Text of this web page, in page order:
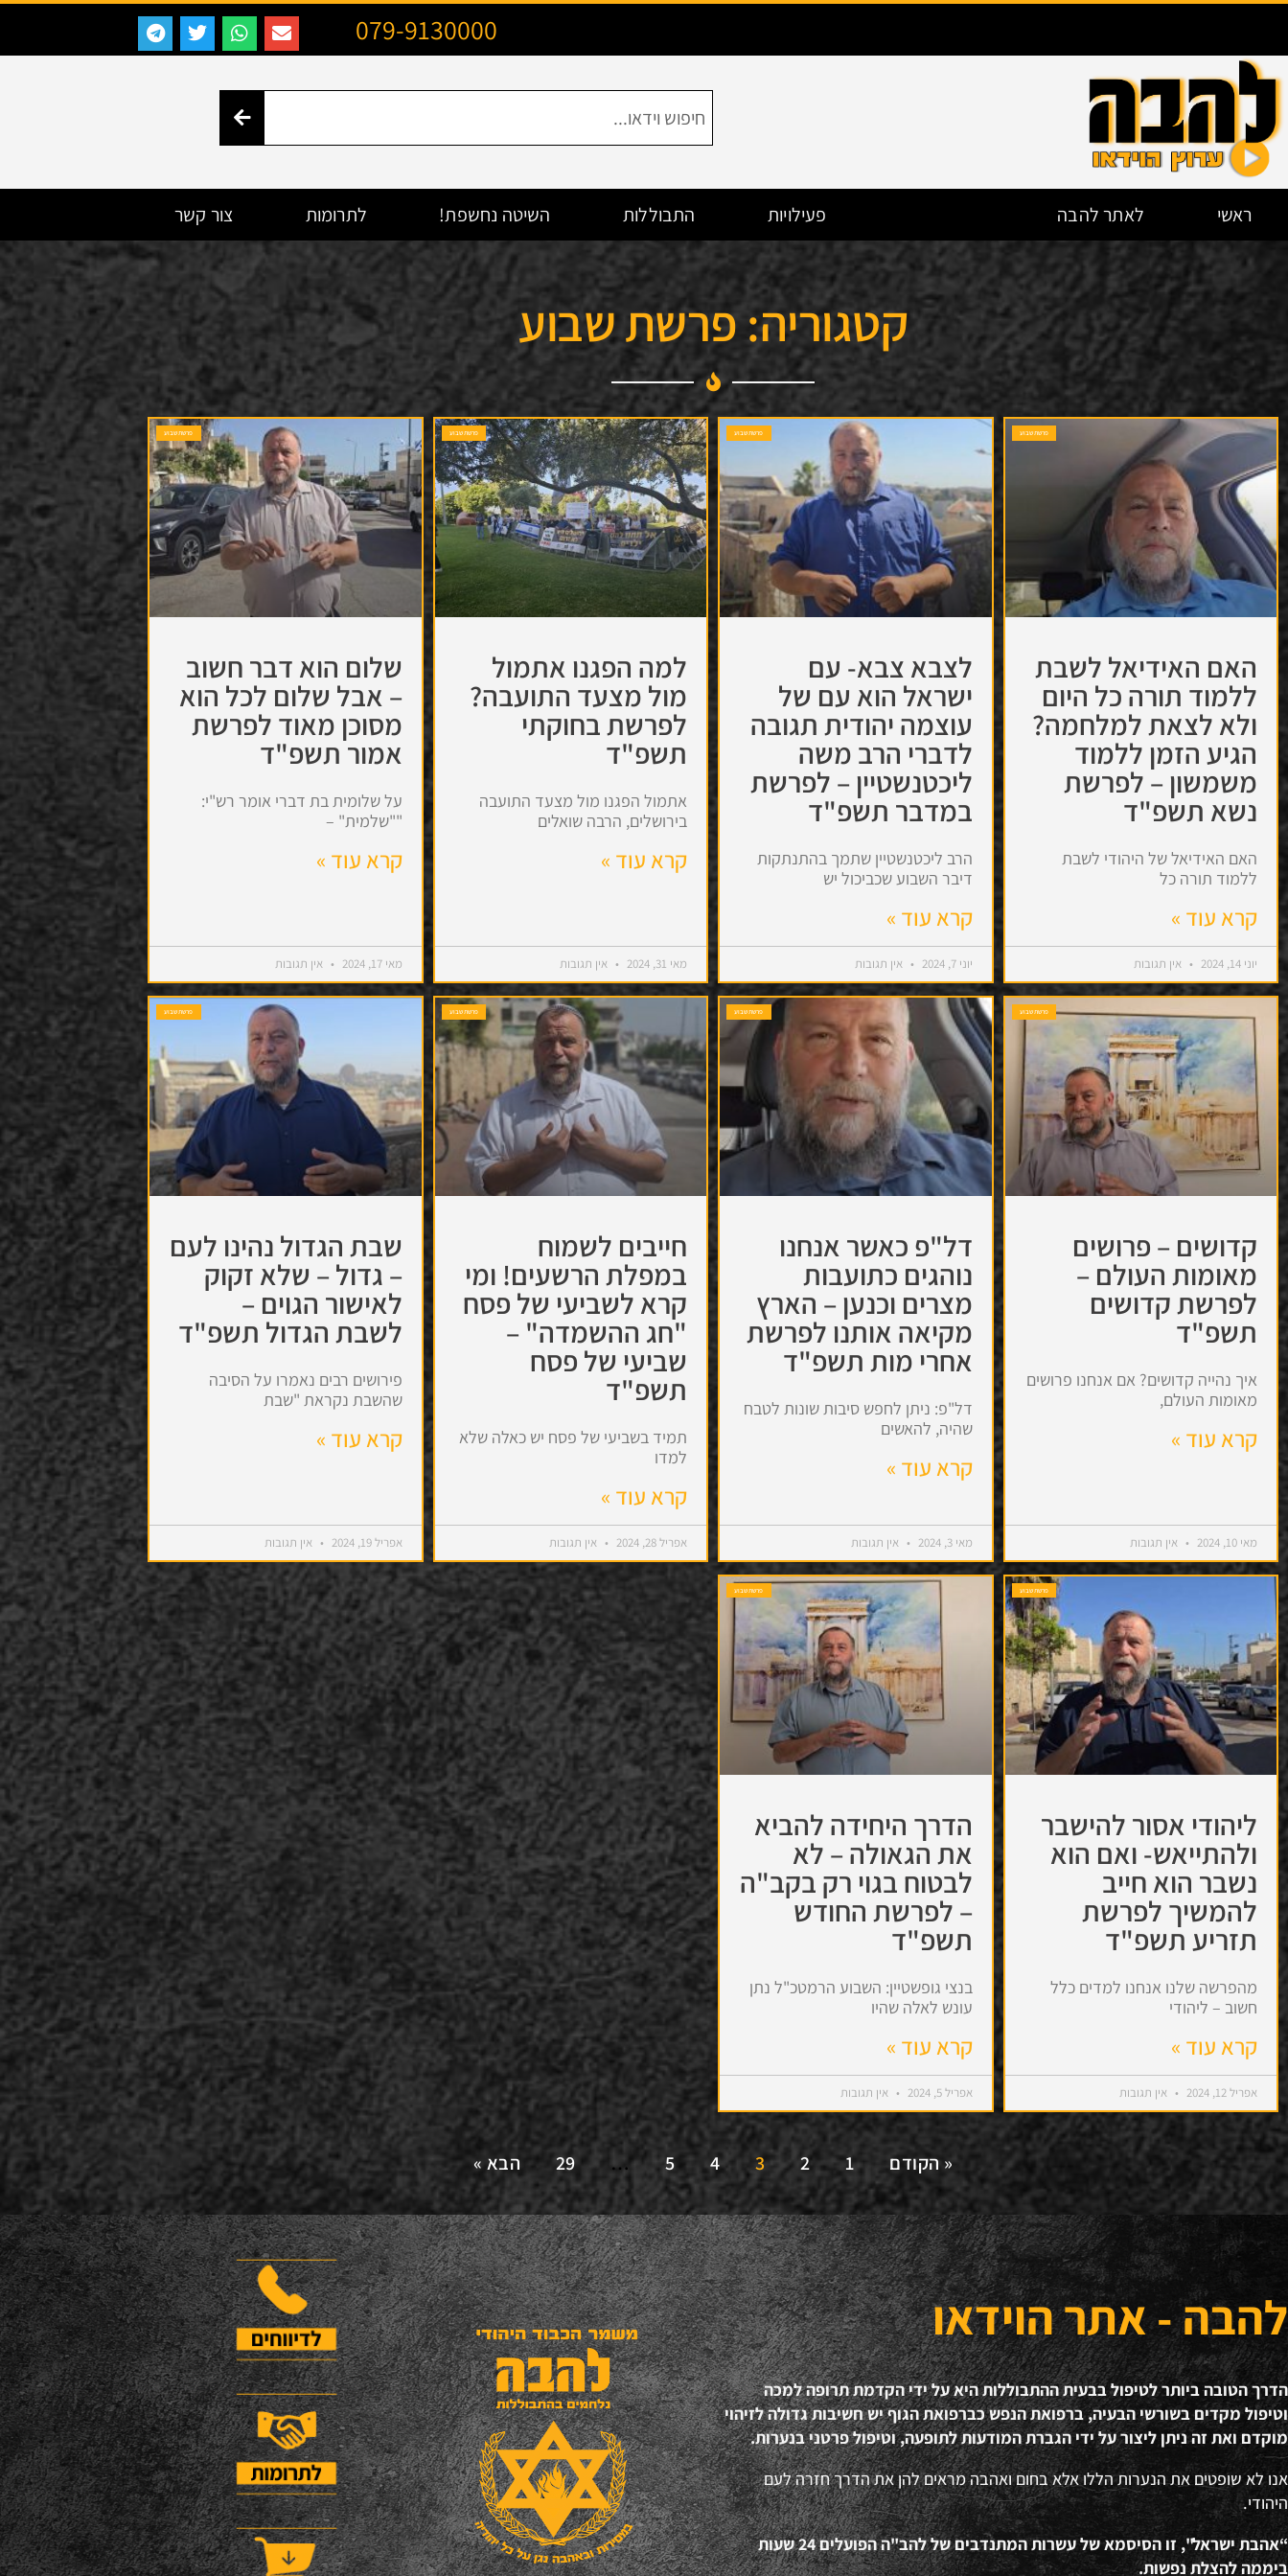
079-9130000
ראשי לאתר להבה פעילויות התבוללות השיטה נחשפת! לתרומות צור קשר
קטגוריה: פרשת שבוע
פרשת שבוע
האם האידיאל לשבת
ללמוד תורה כל היום
ולא לצאת למלחמה?
הגיע הזמן ללמוד
משמשון – לפרשת
נשא תשפ"ד
האם האידיאל של היהודי לשבת
ללמוד תורה כל
קרא עוד »
יוני 14, 2024 אין תגובות
פרשת שבוע
לצבא צבא- עם
ישראל הוא עם של
עוצמה יהודית תגובה
לדברי הרב משה
ליכטנשטיין – לפרשת
במדבר תשפ"ד
הרב ליכטנשטיין שתמך בהתנתקות
דיבר השבוע שכביכול יש
קרא עוד »
יוני 7, 2024 אין תגובות
פרשת שבוע
למה הפגנו אתמול
מול מצעד התועבה?
לפרשת בחוקתי
תשפ"ד
אתמול הפגנו מול מצעד התועבה
בירושלים, הרבה שואלים
קרא עוד »
מאי 31, 2024 אין תגובות
פרשת שבוע
שלום הוא דבר חשוב
– אבל שלום לכל הוא
מסוכן מאוד לפרשת
אמור תשפ"ד
על שלומית בת דברי אומר רש"י:
""שלמית" –
קרא עוד »
מאי 17, 2024 אין תגובות
פרשת שבוע
קדושים – פרושים
מאומות העולם –
לפרשת קדושים
תשפ"ד
איך נהייה קדושים? אם אנחנו פרושים
מאומות העולם,
קרא עוד »
מאי 10, 2024 אין תגובות
פרשת שבוע
דל"פ כאשר אנחנו
נוהגים כתועבות
מצרים וכנען – הארץ
מקיאה אותנו לפרשת
אחרי מות תשפ"ד
דל"פ: ניתן לחפש סיבות שונות לטבח
שהיה, להאשים
קרא עוד »
מאי 3, 2024 אין תגובות
פרשת שבוע
חייבים לשמוח
במפלת הרשעים! ומי
קרא לשביעי של פסח
"חג ההשמדה" –
שביעי של פסח
תשפ"ד
תמיד בשביעי של פסח יש כאלה שלא
למדו
קרא עוד »
אפריל 28, 2024 אין תגובות
פרשת שבוע
שבת הגדול נהינו לעם
– גדול – שלא זקוק
לאישור הגוים –
לשבת הגדול תשפ"ד
פירושים רבים נאמרו על הסיבה
שהשבת נקראת "שבת
קרא עוד »
אפריל 19, 2024 אין תגובות
פרשת שבוע
ליהודי אסור להישבר
ולהתייאש- ואם הוא
נשבר הוא חייב
להמשיך לפרשת
תזריע תשפ"ד
מהפרשה שלנו אנחנו למדים כלל
חשוב – ליהודי
קרא עוד »
אפריל 12, 2024 אין תגובות
פרשת שבוע
הדרך היחידה להביא
את הגאולה – לא
לבטוח בגוי רק בקב"ה
– לפרשת החודש
תשפ"ד
בנצי גופשטיין: השבוע הרמטכ"ל נתן
עונש לאלה שהיו
קרא עוד »
אפריל 5, 2024 אין תגובות
« הקודם 1
2
3
4
5
…
29 הבא »
להבה - אתר הוידאו
הדרך הטובה ביותר לטיפול בבעית ההתבוללות היא על ידי הקדמת תרופה למכה
וטיפול מקדים בשורשי הבעיה, ברפואת הנפש כברפואת הגוף יש חשיבות גדולה לזיהוי
מוקדם ואת זה ניתן ליצור על ידי הגברת המודעות לתופעה, וטיפול פרטני בנערות.
אנו לא שופטים את הנערות הללו אלא בחום ואהבה מראים להן את הדרך חזרה לעם
היהודי.
“אהבת ישראל", זו הסיסמא של עשרות המתנדבים של להב"ה הפועלים 24 שעות
ביממה להצלת נפשות.